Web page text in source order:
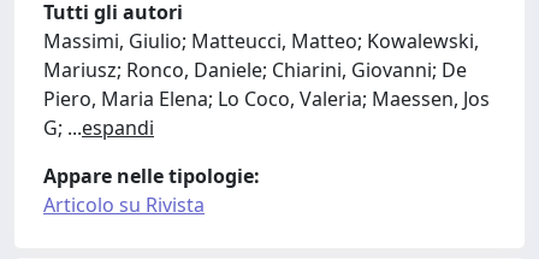
Tutti gli autori
Massimi, Giulio; Matteucci, Matteo; Kowalewski,
Mariusz; Ronco, Daniele; Chiarini, Giovanni; De
Piero, Maria Elena; Lo Coco, Valeria; Maessen, Jos
G; ...espandi
Appare nelle tipologie:
Articolo su Rivista